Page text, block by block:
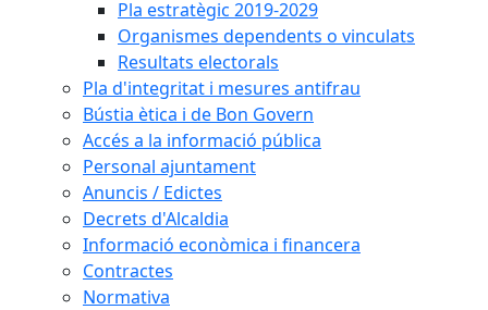
Pla estratègic 2019-2029
Organismes dependents o vinculats
Resultats electorals
Pla d'integritat i mesures antifrau
Bústia ètica i de Bon Govern
Accés a la informació pública
Personal ajuntament
Anuncis / Edictes
Decrets d'Alcaldia
Informació econòmica i financera
Contractes
Normativa